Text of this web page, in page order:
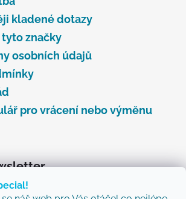
kladené dotazy
značky
osobních údajů
pro vrácení nebo výměnu
a my vám budeme zasílat informace